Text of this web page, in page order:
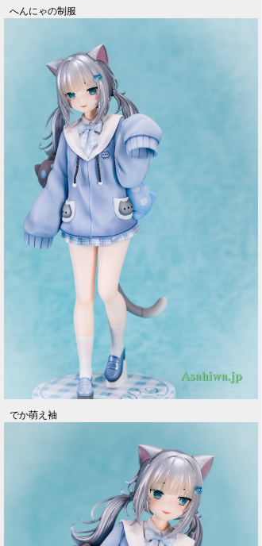
へんにゃの制服
でか萌え袖